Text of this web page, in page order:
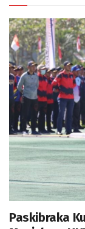
Paskibraka